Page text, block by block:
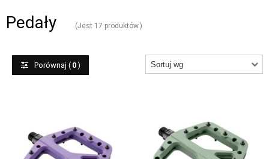
Pedały (Jest 17 produktów.)
Porównaj ( 0)